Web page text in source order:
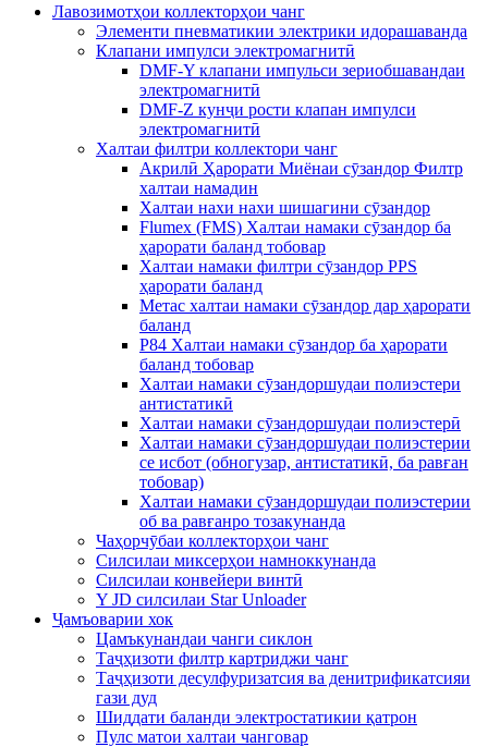
Лавозимотҳои коллекторҳои чанг
Элементи пневматикии электрики идорашаванда
Клапани импулси электромагнитӣ
DMF-Y клапани импульси зериобшавандаи
электромагнитӣ
DMF-Z кунҷи рости клапан импулси
электромагнитӣ
Халтаи филтри коллектори чанг
Акрилӣ Ҳарорати Миёнаи сӯзандор Филтр
халтаи намадин
Халтаи нахи нахи шишагини сӯзандор
Flumex (FMS) Халтаи намаки сӯзандор ба
ҳарорати баланд тобовар
Халтаи намаки филтри сӯзандор PPS
ҳарорати баланд
Метас халтаи намаки сӯзандор дар ҳарорати
баланд
P84 Халтаи намаки сӯзандор ба ҳарорати
баланд тобовар
Халтаи намаки сӯзандоршудаи полиэстери
антистатикӣ
Халтаи намаки сӯзандоршудаи полиэстерӣ
Халтаи намаки сӯзандоршудаи полиэстерии
се исбот (обногузар, антистатикӣ, ба равған
тобовар)
Халтаи намаки сӯзандоршудаи полиэстерии
об ва равғанро тозакунанда
Чаҳорчӯбаи коллекторҳои чанг
Силсилаи миксерҳои намноккунанда
Силсилаи конвейери винтӣ
Y JD силсилаи Star Unloader
Ҷамъоварии хок
Цамъкунандаи чанги сиклон
Таҷҳизоти филтр картриджи чанг
Таҷҳизоти десулфуризатсия ва денитрификатсияи
гази дуд
Шиддати баланди электростатикии қатрон
Пулс матои халтаи чанговар